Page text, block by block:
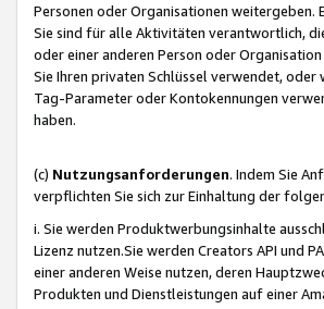
Personen oder Organisationen weitergeben.
Sie sind für alle Aktivitäten verantwortlich,
oder einer anderen Person oder
Sie Ihren privaten Schlüssel verwendet,
Tag-Parameter oder Kontokennungen
haben.
(c) Nutzungsanforderungen. Indem Sie
verpflichten Sie sich zur Einhaltung der
i. Sie werden Produktwerbungsinhalte
Lizenz nutzen.Sie werden Creators API und
einer anderen Weise nutzen, deren
Produkten und Dienstleistungen auf einer